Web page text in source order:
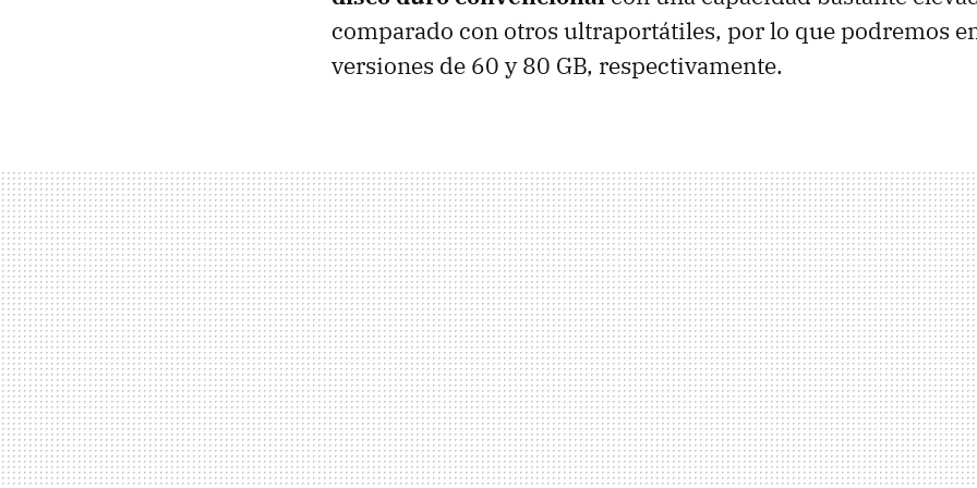
comparado con otros ultraportátiles, por lo que podremos
versiones de 60 y 80 GB, respectivamente.